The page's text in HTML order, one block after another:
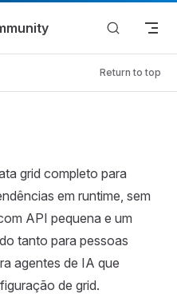
Return to top
grid completo para
em runtime, sem
API pequena e um
tanto para pessoas
agentes de IA que
de grid.